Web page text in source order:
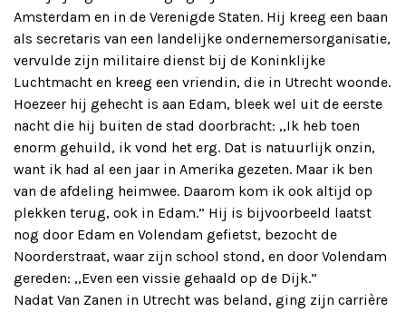
Amsterdam en in de Verenigde Staten. Hij kreeg een baan
als secretaris van een landelijke ondernemersorganisatie,
vervulde zijn militaire dienst bij de Koninklijke
Luchtmacht en kreeg een vriendin, die in Utrecht woonde.
Hoezeer hij gehecht is aan Edam, bleek wel uit de eerste
nacht die hij buiten de stad doorbracht: ,,Ik heb toen
enorm gehuild, ik vond het erg. Dat is natuurlijk onzin,
want ik had al een jaar in Amerika gezeten. Maar ik ben
van de afdeling heimwee. Daarom kom ik ook altijd op
plekken terug, ook in Edam.” Hij is bijvoorbeeld laatst
nog door Edam en Volendam gefietst, bezocht de
Noorderstraat, waar zijn school stond, en door Volendam
gereden: ,,Even een vissie gehaald op de Dijk.”
Nadat Van Zanen in Utrecht was beland, ging zijn carrière